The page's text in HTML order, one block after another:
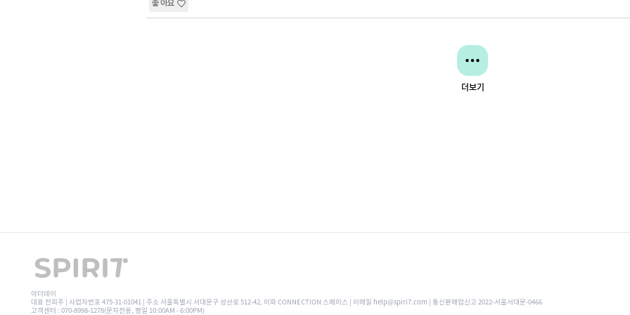
좋아요
더보기
아더데이
대표 전희주 | 사업자번호 475-31-01041 | 주소 서울특별시 서대문구 성산로 512-42, 이화 CONNECTION 스페이스 | 이메일 help@spiri7.com | 통신판매업신고 2022-서울서대문-0466
고객센터 : 070-8998-1278(문자전용, 평일 10:00AM - 6:00PM)